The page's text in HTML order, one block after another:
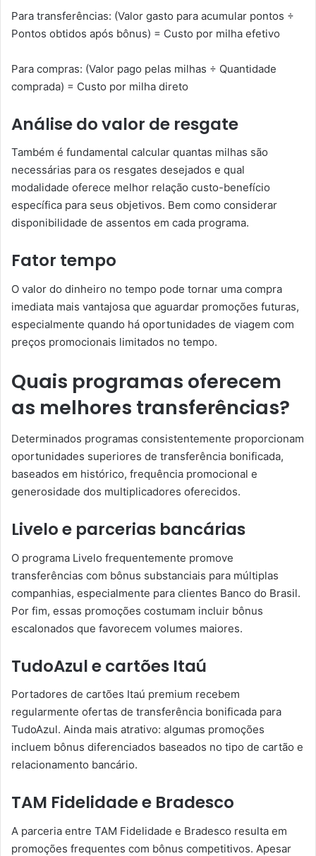
Para transferências: (Valor gasto para acumular pontos ÷
Pontos obtidos após bônus) = Custo por milha efetivo
Para compras: (Valor pago pelas milhas ÷ Quantidade
comprada) = Custo por milha direto
Análise do valor de resgate
Também é fundamental calcular quantas milhas são
necessárias para os resgates desejados e qual
modalidade oferece melhor relação custo-benefício
específica para seus objetivos. Bem como considerar
disponibilidade de assentos em cada programa.
Fator tempo
O valor do dinheiro no tempo pode tornar uma compra
imediata mais vantajosa que aguardar promoções futuras,
especialmente quando há oportunidades de viagem com
preços promocionais limitados no tempo.
Quais programas oferecem
as melhores transferências?
Determinados programas consistentemente proporcionam
oportunidades superiores de transferência bonificada,
baseados em histórico, frequência promocional e
generosidade dos multiplicadores oferecidos.
Livelo e parcerias bancárias
O programa Livelo frequentemente promove
transferências com bônus substanciais para múltiplas
companhias, especialmente para clientes Banco do Brasil.
Por fim, essas promoções costumam incluir bônus
escalonados que favorecem volumes maiores.
TudoAzul e cartões Itaú
Portadores de cartões Itaú premium recebem
regularmente ofertas de transferência bonificada para
TudoAzul. Ainda mais atrativo: algumas promoções
incluem bônus diferenciados baseados no tipo de cartão e
relacionamento bancário.
TAM Fidelidade e Bradesco
A parceria entre TAM Fidelidade e Bradesco resulta em
promoções frequentes com bônus competitivos. Apesar